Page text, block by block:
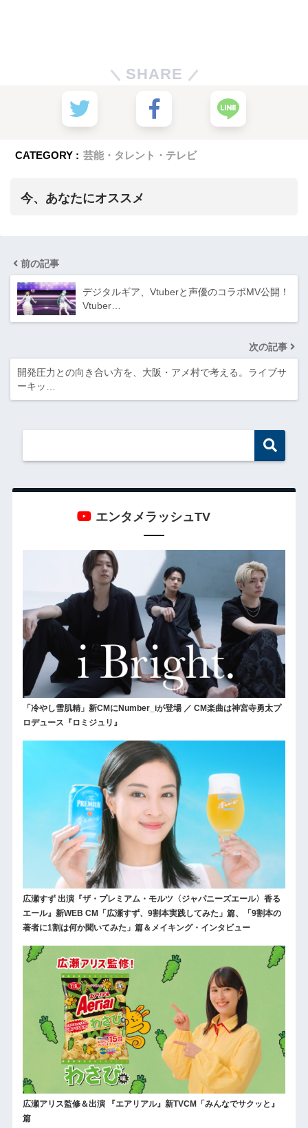
SHARE
CATEGORY : 芸能・タレント・テレビ
今、あなたにオススメ
前の記事
デジタルギア、Vtuberと声優のコラボMV公開！
Vtuber…
次の記事
開発圧力との向き合い方を、大阪・アメ村で考える。ライブサ
ーキッ…
エンタメラッシュTV
「冷やし雪肌精」新CMにNumber_iが登場 ／ CM楽曲は神宮寺勇太プ
ロデュース『ロミジュリ』
広瀬すず 出演『ザ・プレミアム・モルツ〈ジャパニーズエール〉香る
エール』新WEB CM「広瀬すず、9割本実践してみた」篇、「9割本の
著者に1割は何か聞いてみた」篇＆メイキング・インタビュー
広瀬アリス監修＆出演 『エアリアル』新TVCM「みんなでサクッと』
篇